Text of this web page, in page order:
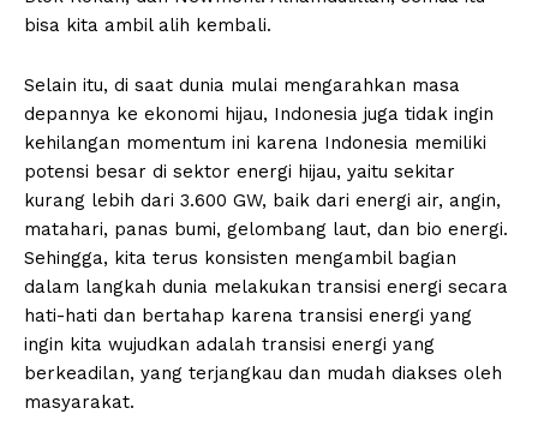
bisa kita ambil alih kembali.
Selain itu, di saat dunia mulai mengarahkan masa
depannya ke ekonomi hijau, Indonesia juga tidak ingin
kehilangan momentum ini karena Indonesia memiliki
potensi besar di sektor energi hijau, yaitu sekitar
kurang lebih dari 3.600 GW, baik dari energi air, angin,
matahari, panas bumi, gelombang laut, dan bio energi.
Sehingga, kita terus konsisten mengambil bagian
dalam langkah dunia melakukan transisi energi secara
hati-hati dan bertahap karena transisi energi yang
ingin kita wujudkan adalah transisi energi yang
berkeadilan, yang terjangkau dan mudah diakses oleh
masyarakat.